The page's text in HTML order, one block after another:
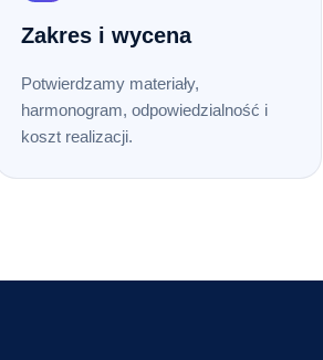
Zakres i wycena
Potwierdzamy materiały,
harmonogram, odpowiedzialność i
koszt realizacji.